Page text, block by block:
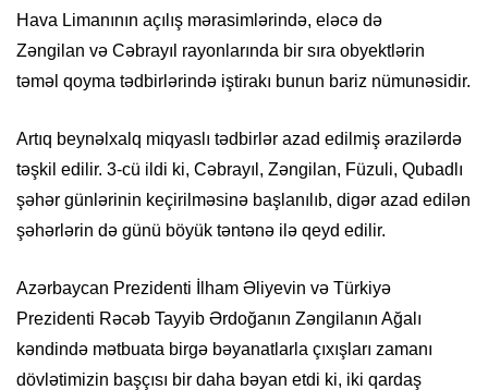
Hava Limanının açılış mərasim lərində, eləcə də
Zəngilan və Cəbrayıl rayon larında bir sıra obyektlərin
təməl qoyma tədbirlərində iştirakı bunun bariz nümunəsidir.
Artıq beynəlxalq miqyaslı tədbir lər azad edilmiş ərazilərdə
təşkil edil ir. 3-cü ildi ki, Cəbrayıl, Zəngilan, Füzuli, Qubadlı
şəhər günlərinin keçirilməsinə başlanılıb, digər azad edilən
şəhərlərin də günü böyük təntənə ilə qeyd edil ir.
Azərbaycan Prezidenti İlham Əliyevin və Türkiyə
Prezidenti Rəcəb Tayyib Ərdoğanın Zəngilanın Ağalı
kəndində mətbuata birgə bəyanatlarla çıxışları zamanı
dövlətimizin başçısı bir daha bəyan etdi ki, iki qardaş